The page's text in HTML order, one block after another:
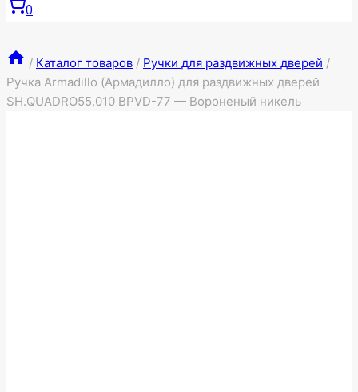
0
/ Каталог товаров / Ручки для раздвижных дверей /
Ручка Armadillo (Армадилло) для раздвижных дверей
SH.QUADRO55.010 BPVD-77 — Вороненый никель